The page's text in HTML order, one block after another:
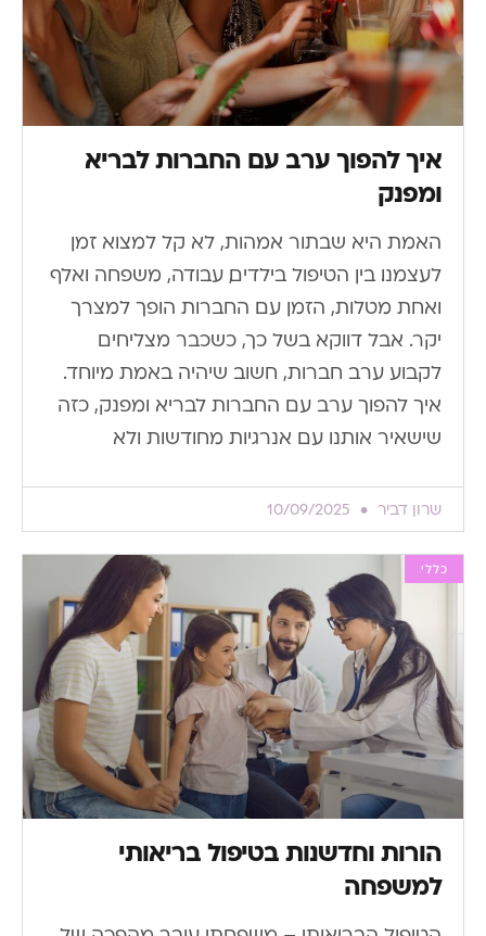
איך להפוך ערב עם החברות לבריא
ומפנק
האמת היא שבתור אמהות, לא קל למצוא זמן
לעצמנו. בין הטיפול בילדים, עבודה, משפחה ואלף
ואחת מטלות, הזמן עם החברות הופך למצרך
יקר. אבל דווקא בשל כך, כשכבר מצליחים
לקבוע ערב חברות, חשוב שיהיה באמת מיוחד.
איך להפוך ערב עם החברות לבריא ומפנק, כזה
שישאיר אותנו עם אנרגיות מחודשות ולא
שרון דביר
כללי
הורות וחדשנות בטיפול בריאותי
למשפחה